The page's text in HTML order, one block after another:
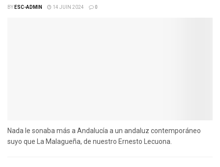
BYESC-ADMIN 14 JUIN 2024 0
Nada le sonaba más a Andalucía a un andaluz contemporáneo
suyo que La Malagueña, de nuestro Ernesto Lecuona.